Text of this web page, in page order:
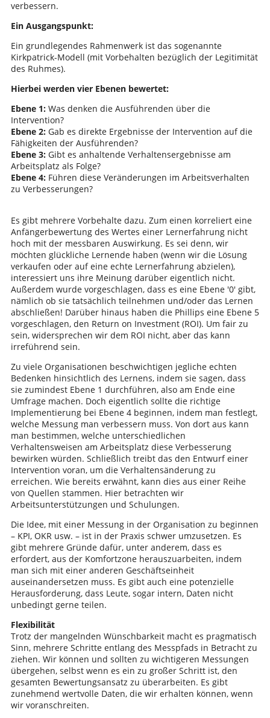
verbessern.
Ein Ausgangspunkt:
Ein grundlegendes Rahmenwerk ist das sogenannte
Kirkpatrick-Modell (mit Vorbehalten bezüglich der Legitimität
des Ruhmes).
Hierbei werden vier Ebenen bewertet:
Ebene 1:Was denken die Ausführenden über die
Intervention?
Ebene 2:Gab es direkte Ergebnisse der Intervention auf die
Fähigkeiten der Ausführenden?
Ebene 3:Gibt es anhaltende Verhaltensergebnisse am
Arbeitsplatz als Folge?
Ebene 4:Führen diese Veränderungen im Arbeitsverhalten
zu Verbesserungen?
Es gibt mehrere Vorbehalte dazu. Zum einen korreliert eine
Anfängerbewertung des Wertes einer Lernerfahrung nicht
hoch mit der messbaren Auswirkung. Es sei denn, wir
möchten glückliche Lernende haben (wenn wir die Lösung
verkaufen oder auf eine echte Lernerfahrung abzielen),
interessiert uns ihre Meinung darüber eigentlich nicht.
Außerdem wurde vorgeschlagen, dass es eine Ebene '0' gibt,
nämlich ob sie tatsächlich teilnehmen und/oder das Lernen
abschließen! Darüber hinaus haben die Phillips eine Ebene 5
vorgeschlagen, den Return on Investment (ROI). Um fair zu
sein, widersprechen wir dem ROI nicht, aber das kann
irreführend sein.
Zu viele Organisationen beschwichtigen jegliche echten
Bedenken hinsichtlich des Lernens, indem sie sagen, dass
sie zumindest Ebene 1 durchführen, also am Ende eine
Umfrage machen. Doch eigentlich sollte die richtige
Implementierung bei Ebene 4 beginnen, indem man festlegt,
welche Messung man verbessern muss. Von dort aus kann
man bestimmen, welche unterschiedlichen
Verhaltensweisen am Arbeitsplatz diese Verbesserung
bewirken würden. Schließlich treibt das den Entwurf einer
Intervention voran, um die Verhaltensänderung zu
erreichen. Wie bereits erwähnt, kann dies aus einer Reihe
von Quellen stammen. Hier betrachten wir
Arbeitsunterstützungen und Schulungen.
Die Idee, mit einer Messung in der Organisation zu beginnen
– KPI, OKR usw. – ist in der Praxis schwer umzusetzen. Es
gibt mehrere Gründe dafür, unter anderem, dass es
erfordert, aus der Komfortzone herauszuarbeiten, indem
man sich mit einer anderen Geschäftseinheit
auseinandersetzen muss. Es gibt auch eine potenzielle
Herausforderung, dass Leute, sogar intern, Daten nicht
unbedingt gerne teilen.
Flexibilität
Trotz der mangelnden Wünschbarkeit macht es pragmatisch
Sinn, mehrere Schritte entlang des Messpfads in Betracht zu
ziehen. Wir können und sollten zu wichtigeren Messungen
übergehen, selbst wenn es ein zu großer Schritt ist, den
gesamten Bewertungsansatz zu überarbeiten. Es gibt
zunehmend wertvolle Daten, die wir erhalten können, wenn
wir voranschreiten.